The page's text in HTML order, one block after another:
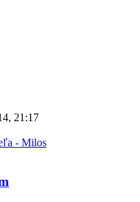
21:17
- Milos